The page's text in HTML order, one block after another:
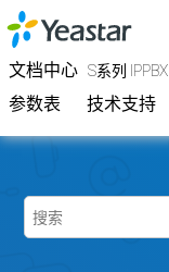
跳转到主要内容
文档中心 S系列 IPPBX
参数表 技术支持
YeastarS系列 IPPBX